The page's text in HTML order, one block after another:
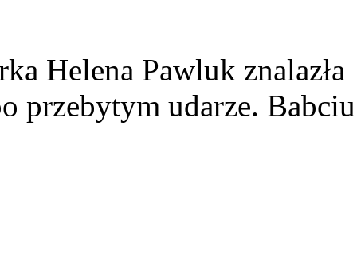
Helena Pawluk znalazła
przebytym udarze. Babciu